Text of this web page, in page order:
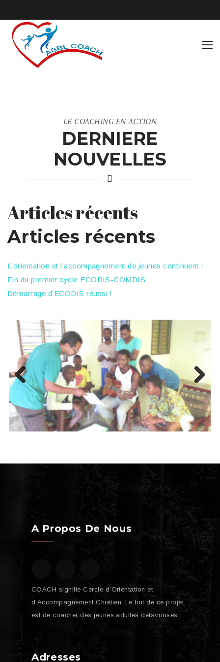
LE COACHING EN ACTION
DERNIERE
NOUVELLES
Articles récents
Articles récents
L’orientation et l’accompagnement de jeunes continuent !
Fin du premier cycle ECODIS-COMDIS
Démarrage d’ECODIS réussi !
Previous Next
A Propos De Nous
COACH signifie Cercle d’Orientation et
d’Accompagnement Chrétien. Le but de ce projet
est de coacher des jeunes adultes défavorisés.
Adresses